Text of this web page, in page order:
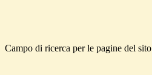
Campo di ricerca per le pagine del sito